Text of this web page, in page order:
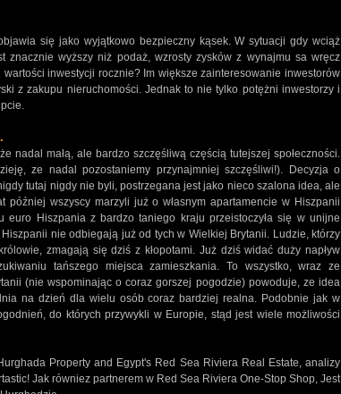
się jako wyjątkowo bezpieczny kąsek. W sytuacji gdy wciąż
wyższy niż podaż, wzrosty zysków z wynajmu sa wręcz
inwestycji rocznie? Im większe zainteresowanie inwestorów
z zakupu nieruchomości. Jednak to nie tylko potężni inwestorzy i
małą, ale bardzo szczęśliwą częścią tutejszej społeczności.
ze nadal pozostaniemy przynajmniej szczęśliwi!). Decyzja o
tutaj nigdy nie byli, postrzegana jest jako nieco szalona idea, ale
wszyscy marzyli już o własnym apartamencie w Hiszpanii
Hiszpania z bardzo taniego kraju przeistoczyła się w unijne
nie odbiegają już od tych w Wielkiej Brytanii. Ludzie, którzy
zmagają się dziś z kłopotami. Już dziś widać duży napływ
tańszego miejsca zamieszkania. To wszystko, wraz ze
(nie wspominając o coraz gorszej pogodzie) powoduje, ze idea
na dzień dla wielu osób coraz bardziej realna. Podobnie jak w
do których przywykli w Europie, stąd jest wiele możliwości
Property and Egypt's Red Sea Riviera Real Estate, analizy
Jak równiez partnerem w Red Sea Riviera One-Stop Shop, Jest